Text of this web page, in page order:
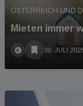
ÖSTERREICH UND
Mieten immer
30. JULI